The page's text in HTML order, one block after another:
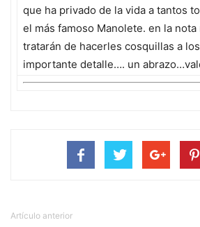
que ha privado de la vida a tantos
el más famoso Manolete. en la
tratarán de hacerles cosquillas a
importante detalle…. un
Artículo anterior